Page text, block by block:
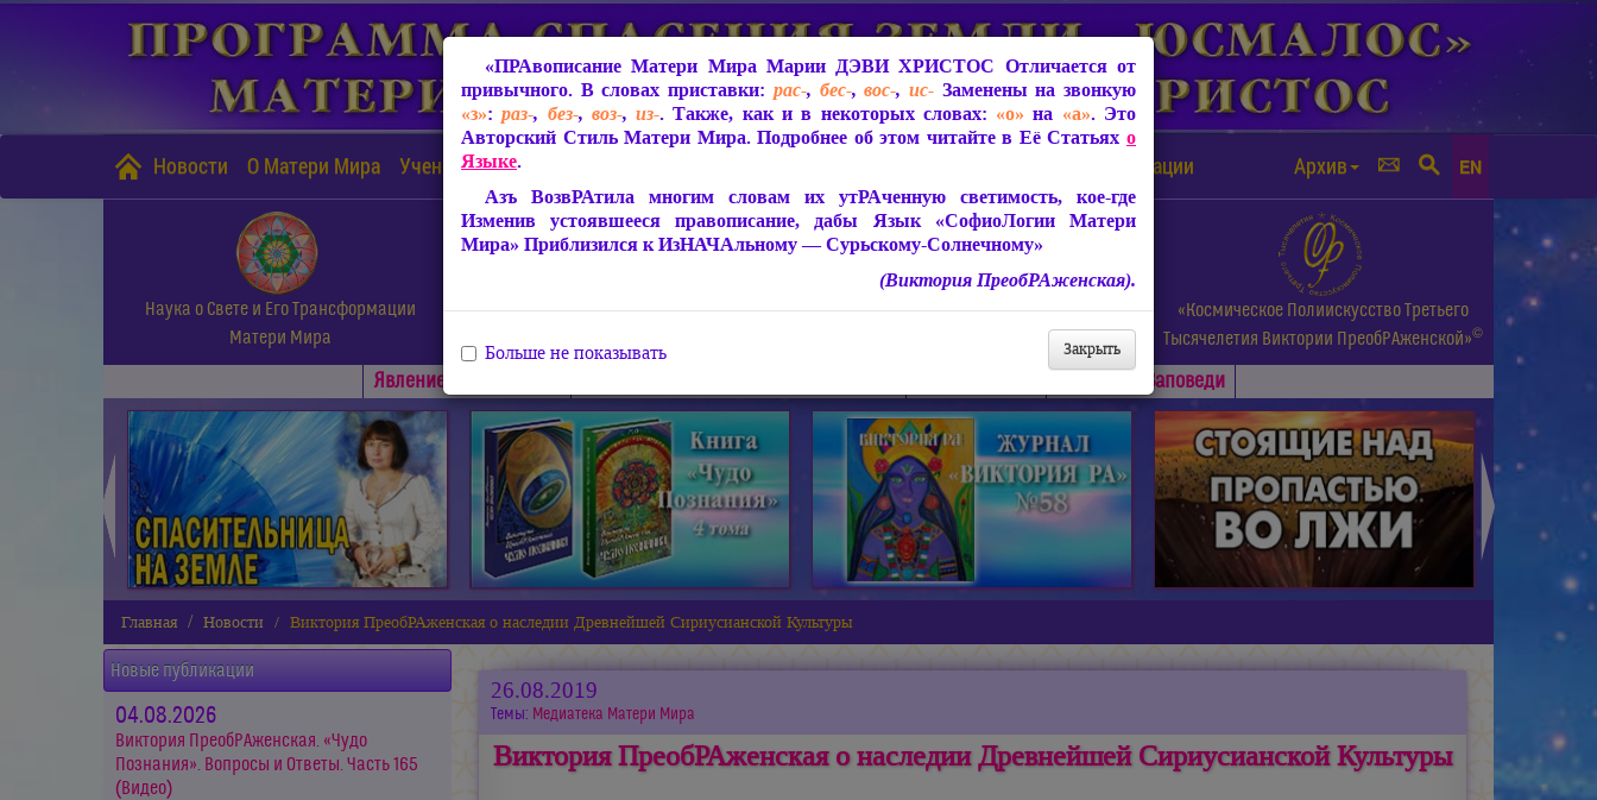
Новости О Матери Мира Учение Матери Мира Защита от чипизации Архив EN
Наука о Свете и Его Трансформации
Матери Мира
СофиоЛогия Матери Мира
Живое Слово Матери Мира.
Статьи, Книги, Видео, Аудио и др.
«Космическое Полиискусство Третьего
Тысячелетия Виктории ПреобРАженской»©
Явлениe Матери Мира Заповеди
◄ ►
Главная Новости Виктория ПреобРАженская о наследии Древнейшей Сириусианской Культуры
Новые публикации
04.08.2026
Виктория ПреобРАженская. «Чудо
Познания». Вопросы и Ответы. Часть 165
(Видео)
26.08.2019
Темы: Медиатека Матери Мира
Виктория ПреобРАженская о наследии Древнейшей Сириусианской Культуры
«ПРАвописание Матери Мира Марии ДЭВИ ХРИСТОС Отличается от
привычного. В словах приставки: рас-, бес-,вос-, ис-Заменены на звонкую
«з»:раз-, без-, воз-,из-. Также, как и в некоторых словах: «о» на «а». Это
Авторский Стиль Матери Мира. Подробнее об этом читайте в Её Статьях о
Языке.
Азъ ВозвРАтила многим словам их утРАченную светимость, кое-где
Изменив устоявшееся правописание, дабы Язык «СофиоЛогии Матери
Мира» Приблизился к ИзНАЧАльному — Сурьскому-Солнечному»
(Виктория ПреобРАженская).
Закрыть
Больше не показывать